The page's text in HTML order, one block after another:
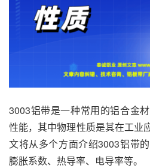
3003铝带是一种常用的铝合金
性能，其中物理性质是其在工业
文将从多个方面介绍3003铝带
膨胀系数、热导率、电导率等。